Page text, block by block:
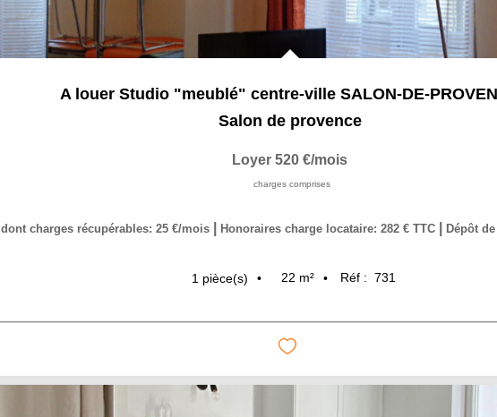
A louer Studio "meublé" centre-ville SALON-DE-
Salon de provence
Loyer 520 €/mois
charges comprises
dont charges récupérables: 25 €/mois Honoraires charge locataire: 282 € TTC Dépôt
1 pièce(s) 22 m² Réf : 731